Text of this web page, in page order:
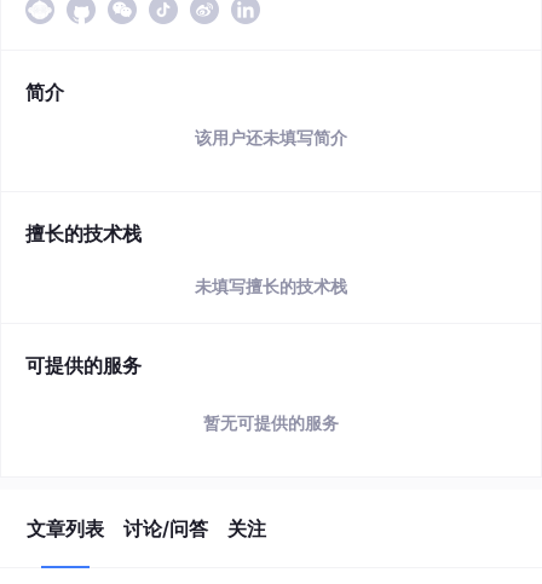
简介
该用户还未填写简介
擅长的技术栈
未填写擅长的技术栈
可提供的服务
暂无可提供的服务
文章列表 讨论/问答 关注